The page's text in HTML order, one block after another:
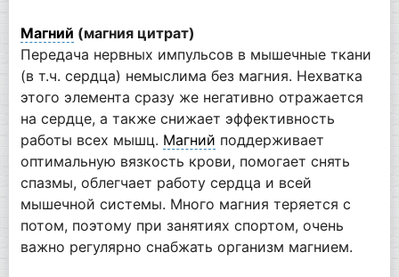
Магний (магния цитрат)
Передача нервных импульсов в мышечные ткани
(в т.ч. сердца) немыслима без магния. Нехватка
этого элемента сразу же негативно отражается
на сердце, а также снижает эффективность
работы всех мышц. Магний поддерживает
оптимальную вязкость крови, помогает снять
спазмы, облегчает работу сердца и всей
мышечной системы. Много магния теряется с
потом, поэтому при занятиях спортом, очень
важно регулярно снабжать организм магнием.